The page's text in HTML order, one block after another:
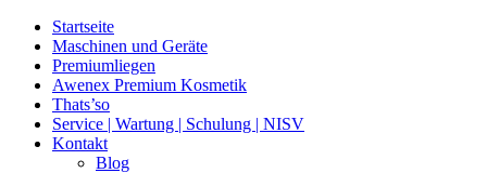
Startseite
Maschinen und Geräte
Premiumliegen
Awenex Premium Kosmetik
Thats’so
Service | Wartung | Schulung | NISV
Kontakt
Blog